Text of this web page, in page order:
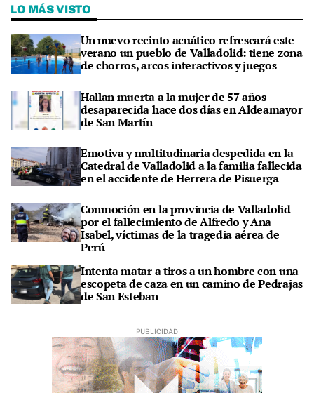
LO MÁS VISTO
Un nuevo recinto acuático refrescará este
verano un pueblo de Valladolid: tiene zona
de chorros, arcos interactivos y juegos
Hallan muerta a la mujer de 57 años
desaparecida hace dos días en Aldeamayor
de San Martín
Emotiva y multitudinaria despedida en la
Catedral de Valladolid a la familia fallecida
en el accidente de Herrera de Pisuerga
Conmoción en la provincia de Valladolid
por el fallecimiento de Alfredo y Ana
Isabel, víctimas de la tragedia aérea de
Perú
Intenta matar a tiros a un hombre con una
escopeta de caza en un camino de Pedrajas
de San Esteban